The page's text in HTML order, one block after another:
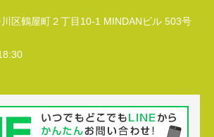
区鶴屋町２丁目10-1 MINDANビル 503号